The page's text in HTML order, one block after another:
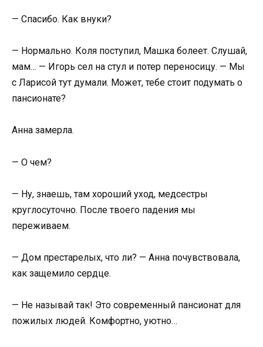
— Спасибо. Как внуки?
— Нормально. Коля поступил, Машка болеет. Слушай,
мам… — Игорь сел на стул и потер переносицу. — Мы
с Ларисой тут думали. Может, тебе стоит подумать о
пансионате?
Анна замерла.
— О чем?
— Ну, знаешь, там хороший уход, медсестры
круглосуточно. После твоего падения мы
переживаем.
— Дом престарелых, что ли? — Анна почувствовала,
как защемило сердце.
— Не называй так! Это современный пансионат для
пожилых людей. Комфортно, уютно…